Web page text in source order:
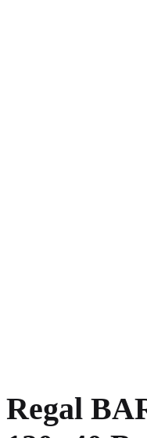
Regal